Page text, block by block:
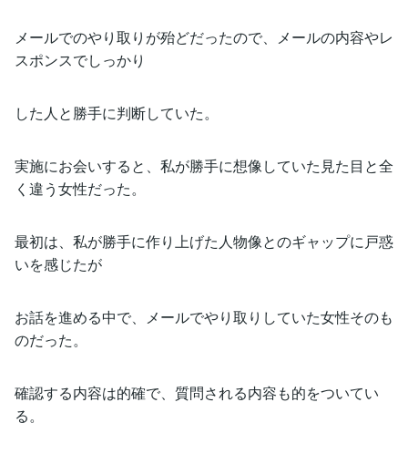
メールでのやり取りが殆どだったので、メールの内容やレ
スポンスでしっかり
した人と勝手に判断していた。
実施にお会いすると、私が勝手に想像していた見た目と全
く違う女性だった。
最初は、私が勝手に作り上げた人物像とのギャップに戸惑
いを感じたが
お話を進める中で、メールでやり取りしていた女性そのも
のだった。
確認する内容は的確で、質問される内容も的をついてい
る。